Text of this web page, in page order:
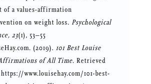
of a values-affirmation
on weight loss. Psychological
23(1), 53–55
(2019). 101 Best Louise
of All Time. Retrieved
www.louisehay.com/101-best-